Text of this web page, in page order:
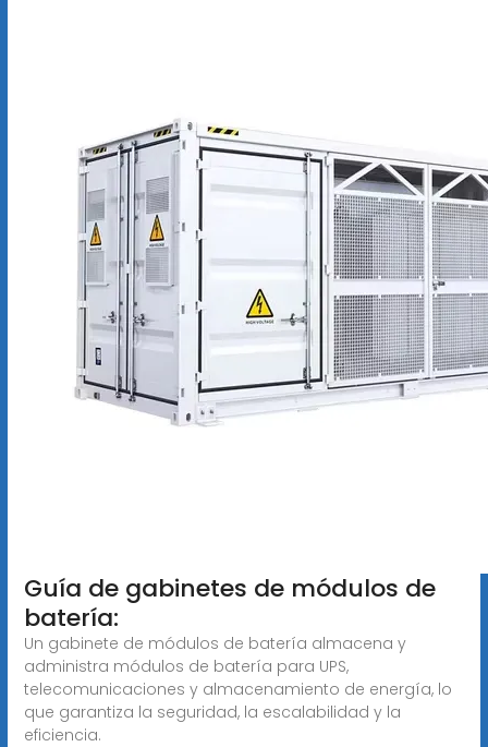
Guía de gabinetes de módulos de
batería:
Un gabinete de módulos de batería almacena y
administra módulos de batería para UPS,
telecomunicaciones y almacenamiento de energía, lo
que garantiza la seguridad, la escalabilidad y la
eficiencia.